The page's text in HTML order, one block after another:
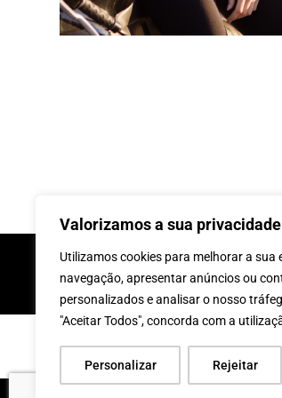
Valorizamos a sua privacidade
Utilizamos cookies para melhorar a sua
navegação, apresentar anúncios ou
personalizados e analisar o nosso
"Aceitar Todos", concorda com a
Personalizar Rejeitar